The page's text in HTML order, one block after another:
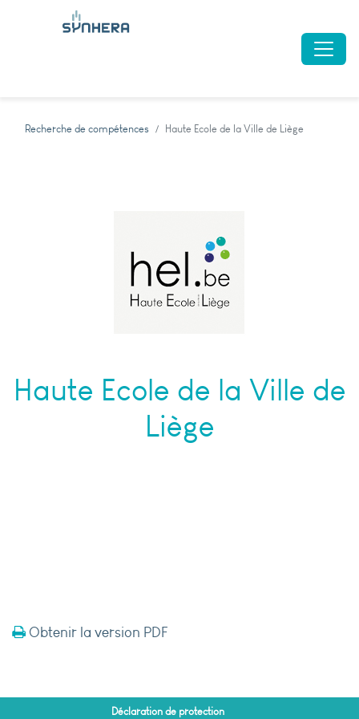
Recherche de compétences Haute Ecole de la Ville de Liège
Haute Ecole de la Ville de
Liège
Obtenir la version PDF
Déclaration de protection